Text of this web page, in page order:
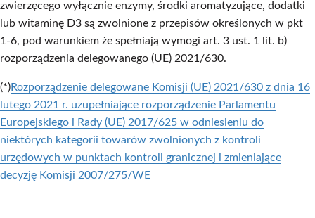
zwierzęcego wyłącznie enzymy, środki aromatyzujące, dodatki
lub witaminę D3 są zwolnione z przepisów określonych w pkt
1-6, pod warunkiem że spełniają wymogi art. 3 ust. 1 lit. b)
rozporządzenia delegowanego (UE) 2021/630.
(*)Rozporządzenie delegowane Komisji (UE) 2021/630 z dnia 16
lutego 2021 r. uzupełniające rozporządzenie Parlamentu
Europejskiego i Rady (UE) 2017/625 w odniesieniu do
niektórych kategorii towarów zwolnionych z kontroli
urzędowych w punktach kontroli granicznej i zmieniające
decyzję Komisji 2007/275/WE